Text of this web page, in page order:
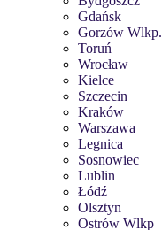
Gdańsk
Gorzów Wlkp.
Toruń
Wrocław
Kielce
Szczecin
Kraków
Warszawa
Legnica
Sosnowiec
Lublin
Łódź
Olsztyn
Ostrów Wlkp